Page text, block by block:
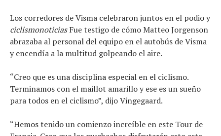
Los corredores de Visma celebraron juntos en el podio y
ciclismonoticiasFue testigo de cómo Matteo Jorgenson
abrazaba al personal del equipo en el autobús de Visma
y encendía a la multitud golpeando el aire.
“Creo que es una disciplina especial en el ciclismo.
Terminamos con el maillot amarillo y ese es un sueño
para todos en el ciclismo”, dijo Vingegaard.
“Hemos tenido un comienzo increíble en este Tour de